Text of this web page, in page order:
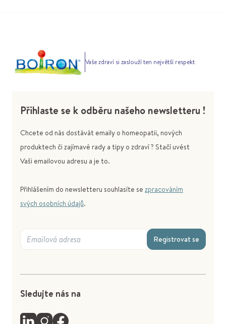
Vaše zdraví si zaslouží ten největší respekt
Přihlaste se k odběru našeho newsletteru !
Chcete od nás dostávát emaily o homeopatii, nových
produktech či zajímavé rady a tipy o zdraví ? Stačí uvést
Vaši emailovou adresu a je to.
Přihlášením do newsletteru souhlasíte se zpracováním
svých osobních údajů.
Registrovat se
Sledujte nás na